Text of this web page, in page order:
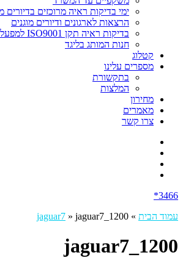
ימי בדיקות ראיה מרוכזים בדיורים
הרצאות לארגונים ודיורים מוגנים
בדיקות ראיה תקן ISO9001 למפעלים וחברות
חנות המותג בליגד
קטלוג
מספרים עלינו
בתקשורת
המלצות
מחירון
מאמרים
צרו קשר
3466*
עמוד הבית »
jaguar7 » jaguar7_1200
jaguar7_1200